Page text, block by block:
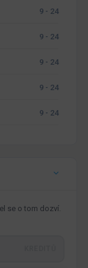
9 - 24
9 - 24
9 - 24
9 - 24
9 - 24
se o tom dozví.